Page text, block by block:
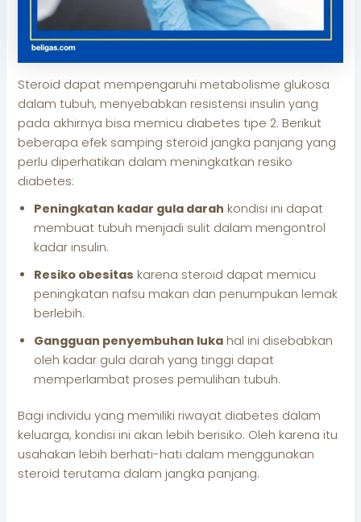
Steroid dapat mempengaruhi metabolisme glukosa
dalam tubuh, menyebabkan resistensi insulin yang
pada akhirnya bisa memicu diabetes tipe 2. Berikut
beberapa efek samping steroid jangka panjang yang
perlu diperhatikan dalam meningkatkan resiko
diabetes:
Peningkatan kadar gula darah kondisi ini dapat
membuat tubuh menjadi sulit dalam mengontrol
kadar insulin.
Resiko obesitas karena steroid dapat memicu
peningkatan nafsu makan dan penumpukan lemak
berlebih.
Gangguan penyembuhan luka hal ini disebabkan
oleh kadar gula darah yang tinggi dapat
memperlambat proses pemulihan tubuh.
Bagi individu yang memiliki riwayat diabetes dalam
keluarga, kondisi ini akan lebih berisiko. Oleh karena itu
usahakan lebih berhati-hati dalam menggunakan
steroid terutama dalam jangka panjang.